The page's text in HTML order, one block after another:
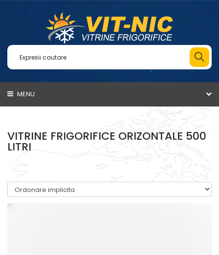
MENU
VITRINE FRIGORIFICE ORIZONTALE 500
LITRI